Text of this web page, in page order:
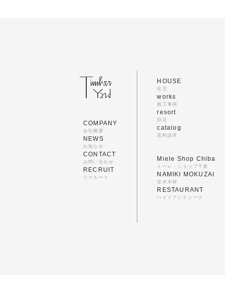
COMPANY
会社概要
NEWS
お知らせ
CONTACT
お問い合わせ
RECRUIT
リクルート
HOUSE
住宅
works
施工事例
resort
別荘
catalog
資料請求
Miele Shop Chiba
ミーレ・ショップ千葉
NAMIKI MOKUZAI
並木木材
RESTAURANT
ハイドアンドシーク